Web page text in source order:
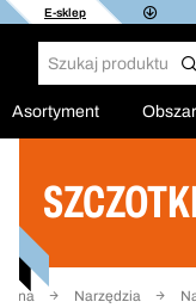
E-sklep
Asortyment
Narzędzia
Filtruj